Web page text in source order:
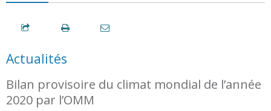
Actualités
Bilan provisoire du climat mondial de l’année
2020 par l’OMM